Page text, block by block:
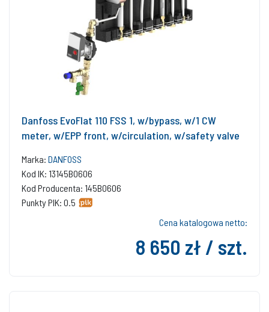
Danfoss EvoFlat 110 FSS 1, w/bypass, w/1 CW
meter, w/EPP front, w/circulation, w/safety valve
Marka: DANFOSS
Kod IK: 13145B0606
Kod Producenta: 145B0606
Punkty PIK: 0.5
Cena katalogowa netto:
8 650 zł / szt.